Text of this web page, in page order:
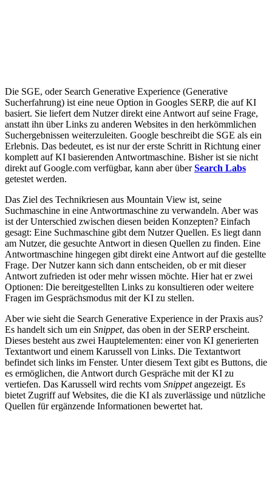
Die SGE, oder Search Generative Experience (Generative
Sucherfahrung) ist eine neue Option in Googles SERP, die auf KI
basiert. Sie liefert dem Nutzer direkt eine Antwort auf seine Frage,
anstatt ihn über Links zu anderen Websites in den herkömmlichen
Suchergebnissen weiterzuleiten. Google beschreibt die SGE als ein
Erlebnis. Das bedeutet, es ist nur der erste Schritt in Richtung einer
komplett auf KI basierenden Antwortmaschine. Bisher ist sie nicht
direkt auf Google.com verfügbar, kann aber überSearch Labs
getestet werden.
Das Ziel des Technikriesen aus Mountain View ist, seine
Suchmaschine in eine Antwortmaschine zu verwandeln. Aber was
ist der Unterschied zwischen diesen beiden Konzepten? Einfach
gesagt: Eine Suchmaschine gibt dem Nutzer Quellen. Es liegt dann
am Nutzer, die gesuchte Antwort in diesen Quellen zu finden. Eine
Antwortmaschine hingegen gibt direkt eine Antwort auf die gestellte
Frage. Der Nutzer kann sich dann entscheiden, ob er mit dieser
Antwort zufrieden ist oder mehr wissen möchte. Hier hat er zwei
Optionen: Die bereitgestellten Links zu konsultieren oder weitere
Fragen im Gesprächsmodus mit der KI zu stellen.
Aber wie sieht die Search Generative Experience in der Praxis aus?
Es handelt sich um ein Snippet, das oben in der SERP erscheint.
Dieses besteht aus zwei Hauptelementen: einer von KI generierten
Textantwort und einem Karussell von Links. Die Textantwort
befindet sich links im Fenster. Unter diesem Text gibt es Buttons, die
es ermöglichen, die Antwort durch Gespräche mit der KI zu
vertiefen. Das Karussell wird rechts vom Snippetangezeigt. Es
bietet Zugriff auf Websites, die die KI als zuverlässige und nützliche
Quellen für ergänzende Informationen bewertet hat.